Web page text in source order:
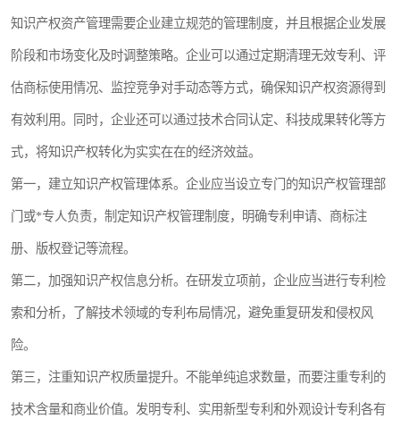
知识产权资产管理需要企业建立规范的管理制度，并且根据企业发展
阶段和市场变化及时调整策略。企业可以通过定期清理无效专利、评
估商标使用情况、监控竞争对手动态等方式，确保知识产权资源得到
有效利用。同时，企业还可以通过技术合同认定、科技成果转化等方
式，将知识产权转化为实实在在的经济效益。
第一，建立知识产权管理体系。企业应当设立专门的知识产权管理部
门或*专人负责，制定知识产权管理制度，明确专利申请、商标注
册、版权登记等流程。
第二，加强知识产权信息分析。在研发立项前，企业应当进行专利检
索和分析，了解技术领域的专利布局情况，避免重复研发和侵权风
险。
第三，注重知识产权质量提升。不能单纯追求数量，而要注重专利的
技术含量和商业价值。发明专利、实用新型专利和外观设计专利各有